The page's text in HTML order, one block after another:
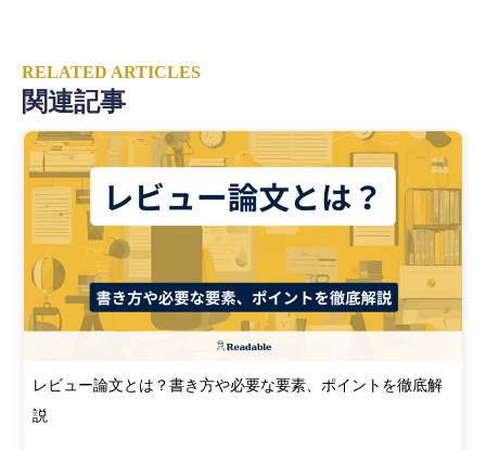
RELATED ARTICLES
関連記事
レビュー論文とは？書き方や必要な要素、ポイントを徹底解
説